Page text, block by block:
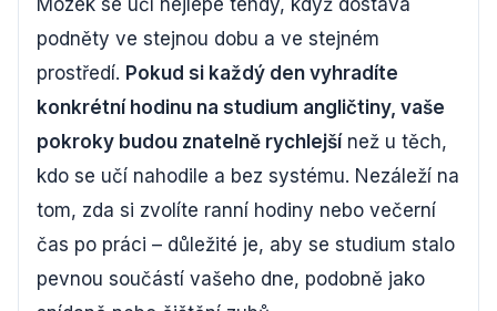
Mozek se učí nejlépe tehdy, když dostává
podněty ve stejnou dobu a ve stejném
prostředí. Pokud si každý den vyhradíte
konkrétní hodinu na studium angličtiny, vaše
pokroky budou znatelně rychlejší než u těch,
kdo se učí nahodile a bez systému. Nezáleží na
tom, zda si zvolíte ranní hodiny nebo večerní
čas po práci – důležité je, aby se studium stalo
pevnou součástí vašeho dne, podobně jako